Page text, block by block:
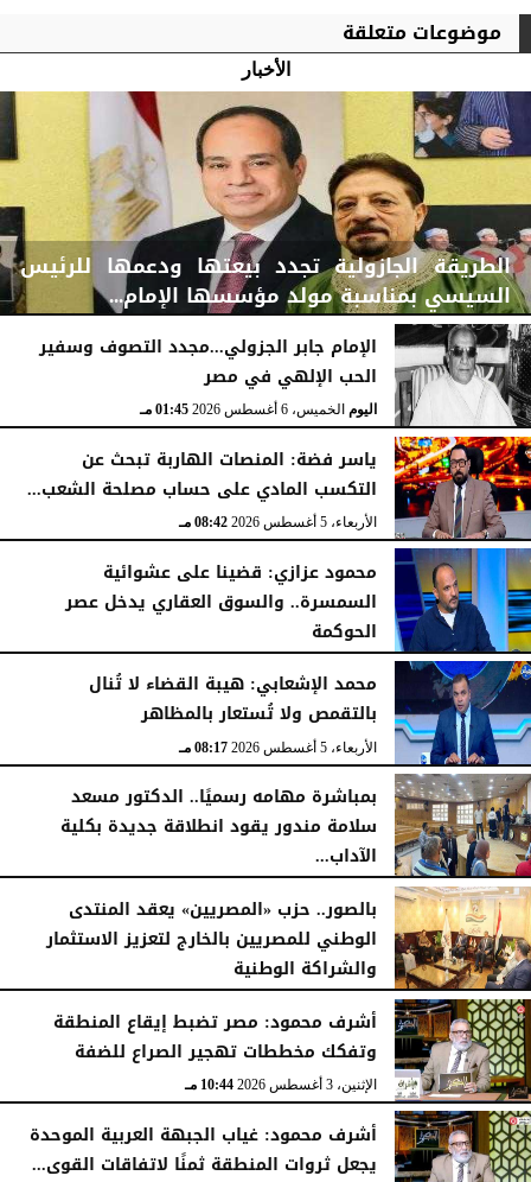
موضوعات متعلقة
الأخبار
الطريقة الجازولية تجدد بيعتها ودعمها للرئيس
السيسي بمناسبة مولد مؤسسها الإمام...
اليومالخميس، 6 أغسطس 2026 02:46 مـ
الإمام جابر الجزولي...مجدد التصوف وسفير
الحب الإلهي في مصر
اليومالخميس، 6 أغسطس 2026 01:45 مـ
ياسر فضة: المنصات الهاربة تبحث عن
التكسب المادي على حساب مصلحة الشعب...
الأربعاء، 5 أغسطس 2026 08:42 مـ
محمود عزازي: قضينا على عشوائية
السمسرة.. والسوق العقاري يدخل عصر
الحوكمة
الأربعاء، 5 أغسطس 2026
محمد الإشعابي: هيبة القضاء لا تُنال
بالتقمص ولا تُستعار بالمظاهر
الأربعاء، 5 أغسطس 2026 08:17 مـ
بمباشرة مهامه رسميًا.. الدكتور مسعد
سلامة مندور يقود انطلاقة جديدة بكلية
الآداب...
الأربعاء، 5 أغسطس 2026
بالصور.. حزب «المصريين» يعقد المنتدى
الوطني للمصريين بالخارج لتعزيز الاستثمار
والشراكة الوطنية
الثلاثاء، 4 أغسطس 2026
أشرف محمود: مصر تضبط إيقاع المنطقة
وتفكك مخططات تهجير الصراع للضفة
الإثنين، 3 أغسطس 2026 10:44 مـ
أشرف محمود: غياب الجبهة العربية الموحدة
يجعل ثروات المنطقة ثمنًا لاتفاقات القوى...